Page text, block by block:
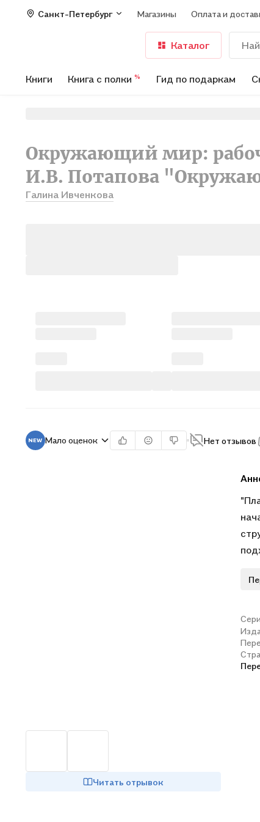
Санкт-Петербург Магазины Оплата и
Каталог
Книги Книга с полки % Гид по подаркам
Окружающий мир:
И.В. Потапова
Галина Ивченкова
Мало оценок Нет отзывов
Читать отрывок